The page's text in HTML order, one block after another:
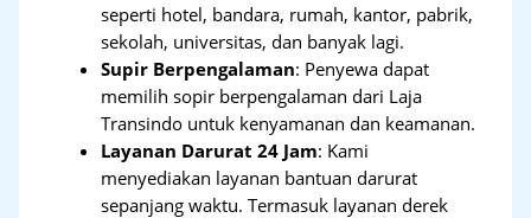
seperti hotel, bandara, rumah, kantor, pabrik,
sekolah, universitas, dan banyak lagi.
Supir Berpengalaman: Penyewa dapat
memilih sopir berpengalaman dari Laja
Transindo untuk kenyamanan dan keamanan.
Layanan Darurat 24 Jam: Kami
menyediakan layanan bantuan darurat
sepanjang waktu. Termasuk layanan derek